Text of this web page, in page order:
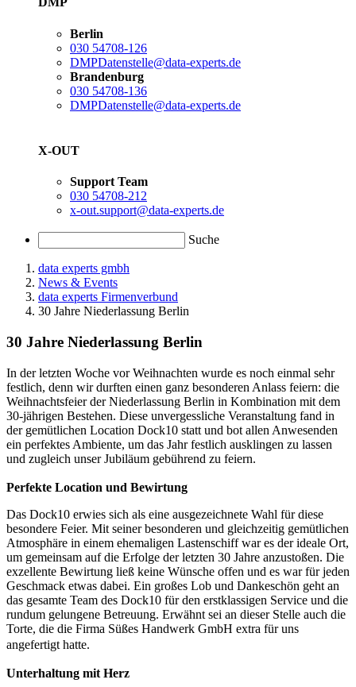
Berlin
030 54708-126
DMPDatenstelle@data-experts.de
Brandenburg
030 54708-136
DMPDatenstelle@data-experts.de
X-OUT
Support Team
030 54708-212
x-out.support@data-experts.de
Suche
data experts gmbh
News & Events
data experts Firmenverbund
30 Jahre Niederlassung Berlin
30 Jahre Niederlassung Berlin
In der letzten Woche vor Weihnachten wurde es noch einmal sehr
festlich, denn wir durften einen ganz besonderen Anlass feiern: die
Weihnachtsfeier der Niederlassung Berlin in Kombination mit dem
30-jährigen Bestehen. Diese unvergessliche Veranstaltung fand in
der gemütlichen Location Dock10 statt und bot allen Anwesenden
ein perfektes Ambiente, um das Jahr festlich ausklingen zu lassen
und zugleich unser Jubiläum gebührend zu feiern.
Perfekte Location und Bewirtung
Das Dock10 erwies sich als eine ausgezeichnete Wahl für diese
besondere Feier. Mit seiner besonderen und gleichzeitig gemütlichen
Atmosphäre in einem ehemaligen Lastenschiff war es der ideale Ort,
um gemeinsam auf die Erfolge der letzten 30 Jahre anzustoßen. Die
exzellente Bewirtung ließ keine Wünsche offen und es war für jeden
Geschmack etwas dabei. Ein großes Lob und Dankeschön geht an
das gesamte Team des Dock10 für den erstklassigen Service und die
rundum gelungene Betreuung. Erwähnt sei an dieser Stelle auch die
Torte, die die Firma Süßes Handwerk GmbH extra für uns
angefertigt hatte.
Unterhaltung mit Herz